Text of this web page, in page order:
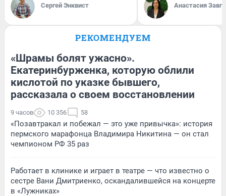
Сергей Энквист Анастасия
РЕКОМЕНДУЕМ
«Шрамы болят ужасно».
Екатеринбурженка, которую облили
кислотой по указке бывшего,
рассказала о своем восстановлении
9 часов 10 356 58
«Позавтракал и побежал — это уже привычка»: история
пермского марафонца Владимира Никитина — он стал
чемпионом РФ 35 раз
Работает в клинике и играет в театре — что известно о
сестре Вани Дмитриенко, оскандалившейся на концерте
в «Лужниках»